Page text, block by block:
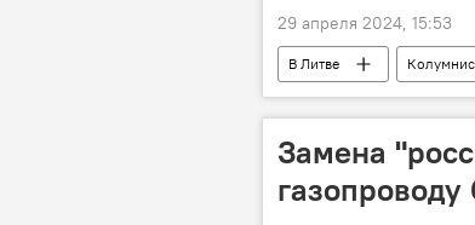
29 апреля 2024, 15:53
В Литве
Украина
Замена